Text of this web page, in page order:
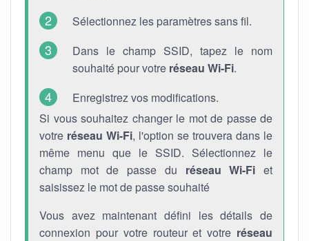
Sélectionnez les paramètres sans fil.
Dans le champ SSID, tapez le nom
souhaité pour votre réseau Wi-Fi.
Enregistrez vos modifications.
Si vous souhaitez changer le mot de passe de
votre réseau Wi-Fi, l'option se trouvera dans le
même menu que le SSID. Sélectionnez le
champ mot de passe du réseau Wi-Fi et
saisissez le mot de passe souhaité
Vous avez maintenant défini les détails de
connexion pour votre routeur et votre réseau